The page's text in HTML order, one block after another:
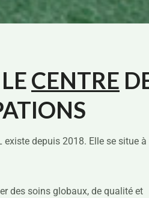
CENTRE
depuis 2018. Elle se situe à
des soins globaux, de qualité et